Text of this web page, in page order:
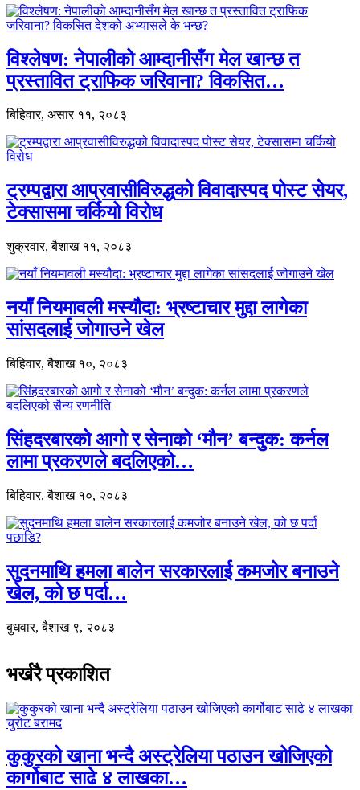
विश्लेषण: नेपालीको आम्दानीसँग मेल खान्छ त
प्रस्तावित ट्राफिक जरिवाना? विकसित…
बिहिवार, असार ११, २०८३
ट्रम्पद्वारा आप्रवासीविरुद्धको विवादास्पद पोस्ट सेयर,
टेक्सासमा चर्कियो विरोध
शुक्रवार, बैशाख ११, २०८३
नयाँ नियमावली मस्यौदा: भ्रष्टाचार मुद्दा लागेका
सांसदलाई जोगाउने खेल
बिहिवार, बैशाख १०, २०८३
सिंहदरबारको आगो र सेनाको ‘मौन’ बन्दुक: कर्नल
लामा प्रकरणले बदलिएको…
बिहिवार, बैशाख १०, २०८३
सुदनमाथि हमला बालेन सरकारलाई कमजोर बनाउने
खेल, को छ पर्दा…
बुधवार, बैशाख ९, २०८३
भर्खरै प्रकाशित
कुकुरको खाना भन्दै अस्ट्रेलिया पठाउन खोजिएको
कार्गोबाट साढे ४ लाखका…